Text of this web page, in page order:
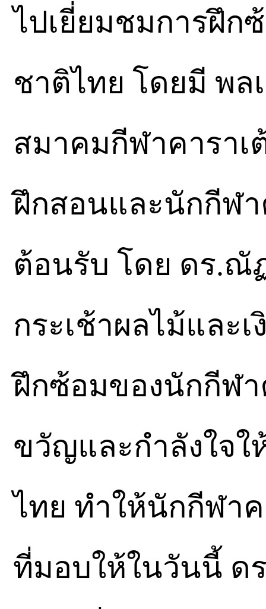
ไปเยี่ยมชมการฝึก
ชาติไทย โดยมี พล
สมาคมกีฬาคาราเ
ฝึกสอนและนักกีฬา
ต้อนรับ โดย ดร.
กระเช้าผลไม้และ
ฝึกซ้อมของนักกีฬา
ขวัญและกำลังใจ
ไทย ทำให้นักกีฬา
ที่มอบให้ในวันนี้ ด